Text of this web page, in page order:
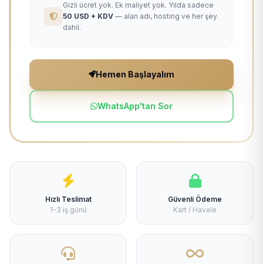
Gizli ücret yok. Ek maliyet yok. Yılda sadece
50 USD + KDV — alan adı, hosting ve her şey
dahil.
Hemen Başlayalım
WhatsApp'tan Sor
Hızlı Teslimat
1-3 iş günü
Güvenli Ödeme
Kart / Havale